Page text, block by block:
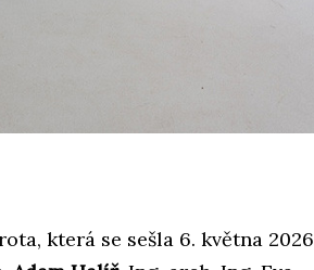
která se sešla 6. května 2026